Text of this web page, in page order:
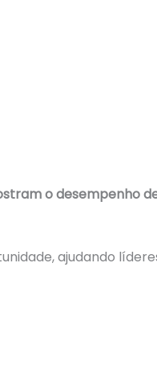
o desempenho
ajudando